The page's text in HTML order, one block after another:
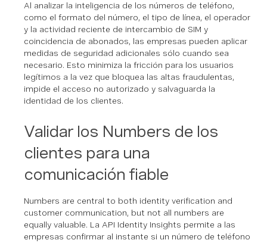
Al analizar la inteligencia de los números de teléfono,
como el formato del número, el tipo de línea, el operador
y la actividad reciente de intercambio de SIM y
coincidencia de abonados, las empresas pueden aplicar
medidas de seguridad adicionales sólo cuando sea
necesario. Esto minimiza la fricción para los usuarios
legítimos a la vez que bloquea las altas fraudulentas,
impide el acceso no autorizado y salvaguarda la
identidad de los clientes.
Validar los Numbers de los
clientes para una
comunicación fiable
Numbers are central to both identity verification and
customer communication, but not all numbers are
equally valuable. La API Identity Insights permite a las
empresas confirmar al instante si un número de teléfono